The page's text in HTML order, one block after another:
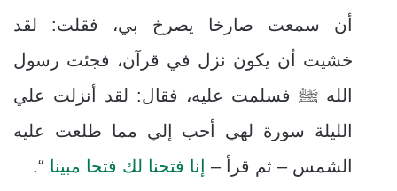
أن سمعت صارخا يصرخ بي، فقلت: لقد
خشيت أن يكون نزل في قرآن، فجئت رسول
الله ﷺ فسلمت عليه، فقال: لقد أنزلت علي
الليلة سورة لهي أحب إلي مما طلعت عليه
الشمس – ثم قرأ –
إنا فتحنا لك فتحا مبينا “.